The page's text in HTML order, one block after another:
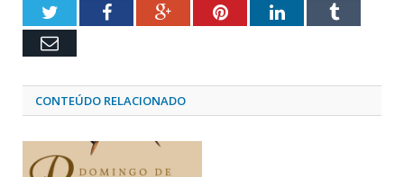
TwitterFacebookGoogle+PinterestLinkedInTumblr
Email
CONTEÚDO RELACIONADO